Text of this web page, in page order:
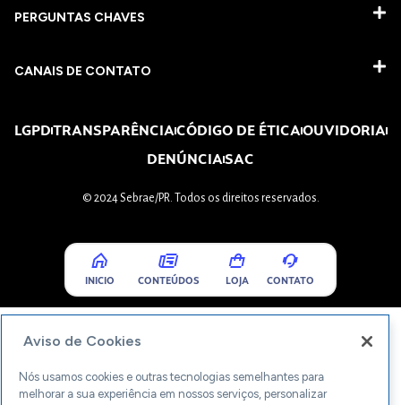
PERGUNTAS CHAVES​
CANAIS DE CONTATO
LGPDTRANSPARÊNCIACÓDIGO DE ÉTICAOUVIDORIA
DENÚNCIASAC
© 2024 Sebrae/PR. Todos os direitos reservados.
INICIO CONTEÚDOS LOJA CONTATO
Aviso de Cookies
Nós usamos cookies e outras tecnologias semelhantes para
melhorar a sua experiência em nossos serviços, personalizar